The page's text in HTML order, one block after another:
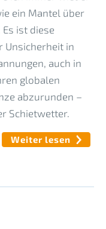
ein Mantel über
ist diese
Unsicherheit in
auch in
globalen
abzurunden –
Schietwetter.
Weiter lesen